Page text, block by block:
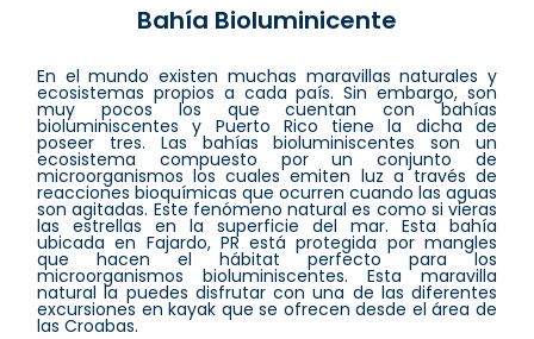
Bahía Bioluminicente
En el mundo existen muchas maravillas naturales y
ecosistemas propios a cada país. Sin embargo, son
muy pocos los que cuentan con bahías
bioluminiscentes y Puerto Rico tiene la dicha de
poseer tres. Las bahías bioluminiscentes son un
ecosistema compuesto por un conjunto de
microorganismos los cuales emiten luz a través de
reacciones bioquímicas que ocurren cuando las aguas
son agitadas. Este fenómeno natural es como si vieras
las estrellas en la superficie del mar. Esta bahía
ubicada en Fajardo, PR está protegida por mangles
que hacen el hábitat perfecto para los
microorganismos bioluminiscentes. Esta maravilla
natural la puedes disfrutar con una de las diferentes
excursiones en kayak que se ofrecen desde el área de
las Croabas.